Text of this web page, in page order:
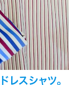
レスシャツ。